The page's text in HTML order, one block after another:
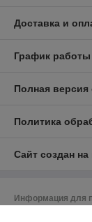
Доставка и
График работы
Полная версия
Политика
Сайт создан
Информация для